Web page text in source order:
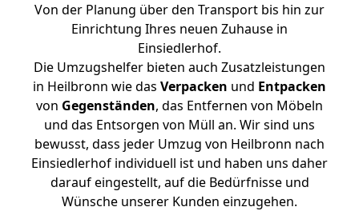
Von der Planung über den Transport bis hin zur
Einrichtung Ihres neuen Zuhause in
Einsiedlerhof.
Die Umzugshelfer bieten auch Zusatzleistungen
in Heilbronn wie das Verpacken und Entpacken
von Gegenständen, das Entfernen von Möbeln
und das Entsorgen von Müll an. Wir sind uns
bewusst, dass jeder Umzug von Heilbronn nach
Einsiedlerhof individuell ist und haben uns daher
darauf eingestellt, auf die Bedürfnisse und
Wünsche unserer Kunden einzugehen.